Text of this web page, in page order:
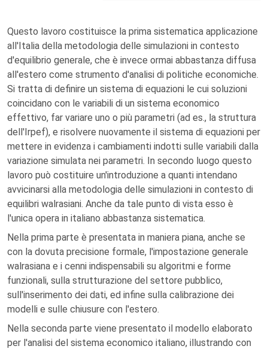
Questo lavoro costituisce la prima sistematica applicazione
all'Italia della metodologia delle simulazioni in contesto
d'equilibrio generale, che è invece ormai abbastanza diffusa
all'estero come strumento d'analisi di politiche economiche.
Si tratta di definire un sistema di equazioni le cui soluzioni
coincidano con le variabili di un sistema economico
effettivo, far variare uno o più parametri (ad es., la struttura
dell'Irpef), e risolvere nuovamente il sistema di equazioni per
mettere in evidenza i cambiamenti indotti sulle variabili dalla
variazione simulata nei parametri. In secondo luogo questo
lavoro può costituire un'introduzione a quanti intendano
avvicinarsi alla metodologia delle simulazioni in contesto di
equilibri walrasiani. Anche da tale punto di vista esso è
l'unica opera in italiano abbastanza sistematica.
Nella prima parte è presentata in maniera piana, anche se
con la dovuta precisione formale, l'impostazione generale
walrasiana e i cenni indispensabili su algoritmi e forme
funzionali, sulla strutturazione del settore pubblico,
sull'inserimento dei dati, ed infine sulla calibrazione dei
modelli e sulle chiusure con l'estero.
Nella seconda parte viene presentato il modello elaborato
per l'analisi del sistema economico italiano, illustrando con